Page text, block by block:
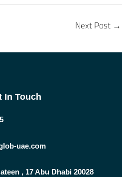
Next Post →
In Touch
uae.com
, 17 Abu Dhabi 20028